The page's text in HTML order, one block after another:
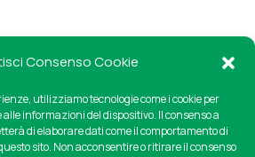
Consenso Cookie
utilizziamo tecnologie come i cookie per
informazioni del dispositivo. Il consenso a
di elaborare dati come il comportamento di
sito. Non acconsentire o ritirare il consenso